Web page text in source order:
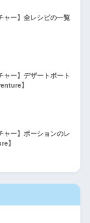
ャー】全レシピの一覧
ャー】デザートボート
】
ャー】ポーションのレ
】